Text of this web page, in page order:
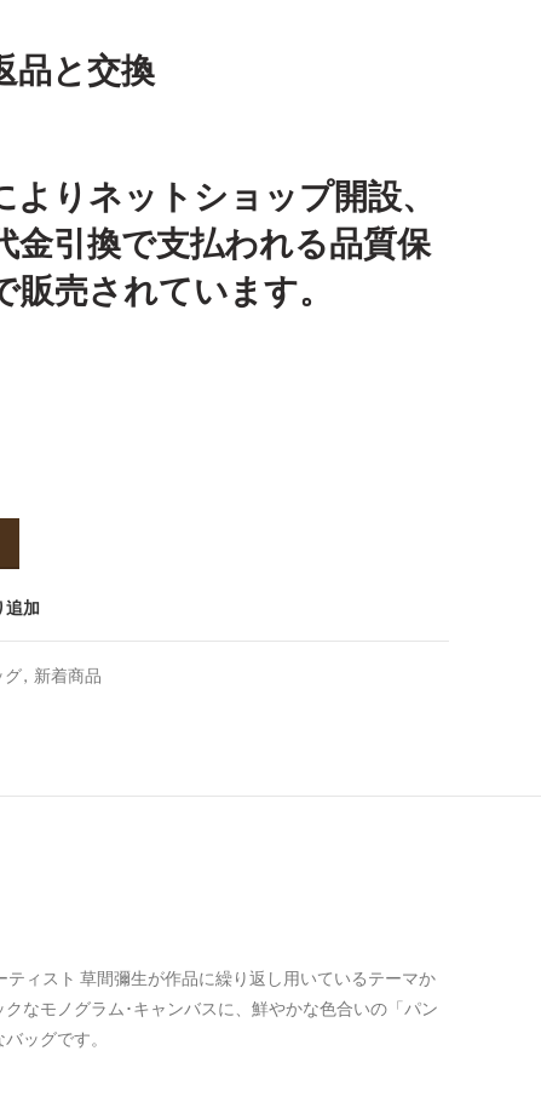
品と交換
りネットショップ開設、
金引換で支払われる品質保
売されています。
追加
グ, 新着商品
ィスト 草間彌生が作品に繰り返し用いているテーマか
なモノグラム･キャンバスに、鮮やかな色合いの「パン
ッグです。